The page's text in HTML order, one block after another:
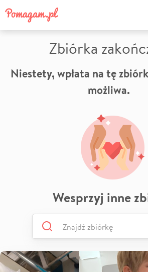
Zbiórka
Niestety, wpłata na tę
możliwa.
Wesprzyj inne